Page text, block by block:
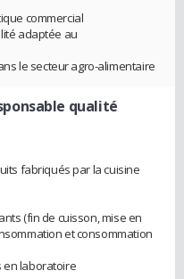
commercial
adaptée au
le secteur agro-alimentaire
qualité
fabriqués par la cuisine
(fin de cuisson, mise en
et consommation
en laboratoire